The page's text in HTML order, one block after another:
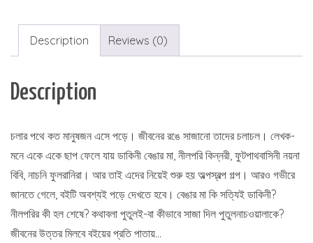
Description Reviews (0)
Description
চলার পথে কত মানুষজন এসে পড়ে। জীবনের রঙে সাজানো তাদের চলাচল। লেখক-
মনে একে একে ছাপ ফেলে যায় ডাকিনী বেঙার মা, নীলপরি কিন্নরী, ফুটপাথবাসিনী নয়না
বিবি, নাচনি ফুলরানিরা। আর তাই এদের নিয়েই শুরু হয় অল্পস্বল্প গল্প। আরও গভীরে
জানতে গেলে, বইটি অবশ্যই পড়ে দেখতে হবে। বেঙার মা কি সত্যিই ডাকিনী?
নীলপরির কী হল শেষে? কথাবলা পুতুলই-বা কীভাবে সাজা দিল পুতুলনাচওয়ালাকে?
জীবনের উত্তর মিলবে বইয়ের প্রতি পাতায়…